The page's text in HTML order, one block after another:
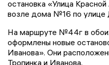
остановка «Улица
возле дома №16 по улице
На маршруте №44г в
оформлены новые
Иванова». Они
Тропинка и Иванова.